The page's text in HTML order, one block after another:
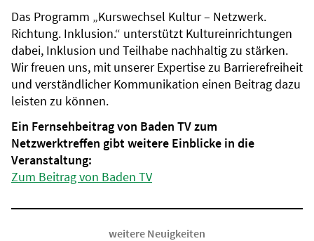
Das Programm „Kurswechsel Kultur – Netzwerk.
Richtung. Inklusion.“ unterstützt Kultureinrichtungen
dabei, Inklusion und Teilhabe nachhaltig zu stärken.
Wir freuen uns, mit unserer Expertise zu Barrierefreiheit
und verständlicher Kommunikation einen Beitrag dazu
leisten zu können.
Ein Fernsehbeitrag von Baden TV zum
Netzwerktreffen gibt weitere Einblicke in die
Veranstaltung:
Zum Beitrag von Baden TV
weitere Neuigkeiten